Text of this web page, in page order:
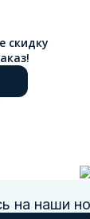
скидку
на наши